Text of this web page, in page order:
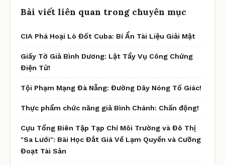
Bài viết liên quan trong chuyên mục
CIA Phá Hoại Lò Đốt Cuba: Bí Ẩn Tài Liệu Giải Mật
Giấy Tờ Giả Bình Dương: Lật Tẩy Vụ Công Chứng
Điện Tử!
Tội Phạm Mạng Đà Nẵng: Đường Dây Nóng Tố Giác!
Thực phẩm chức năng giả Bình Chánh: Chấn động!
Cựu Tổng Biên Tập Tạp Chí Môi Trường và Đô Thị
"Sa Lưới": Bài Học Đắt Giá Về Lạm Quyền và Cưỡng
Đoạt Tài Sản